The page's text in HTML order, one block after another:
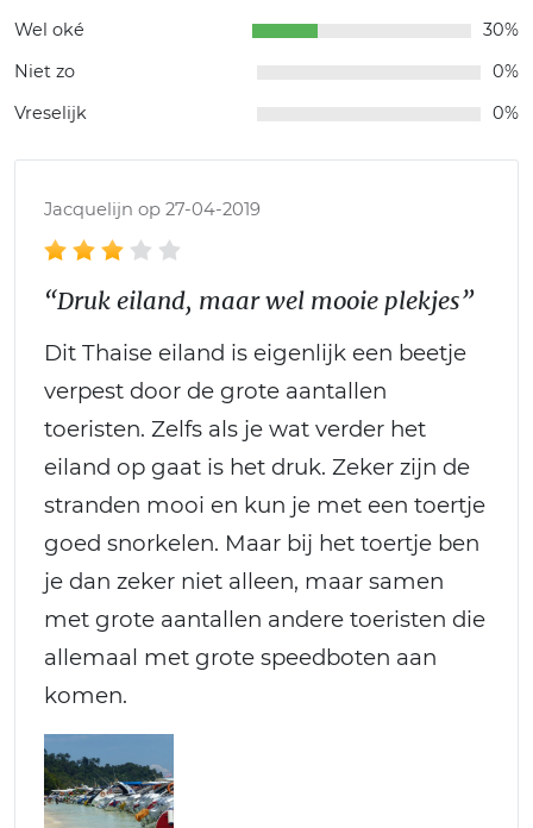
Wel oké
30%
Niet zo
0%
Vreselijk
0%
Jacquelijn op 27-04-2019
“Druk eiland, maar wel mooie plekjes”
Dit Thaise eiland is eigenlijk een beetje
verpest door de grote aantallen
toeristen. Zelfs als je wat verder het
eiland op gaat is het druk. Zeker zijn de
stranden mooi en kun je met een toertje
goed snorkelen. Maar bij het toertje ben
je dan zeker niet alleen, maar samen
met grote aantallen andere toeristen die
allemaal met grote speedboten aan
komen.